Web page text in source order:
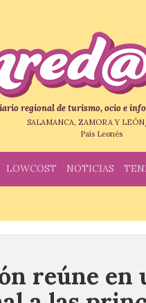
regional de turismo, ocio e
SALAMANCA, ZAMORA Y
País Leonés
LOWCOST NOTICIAS
reúne en